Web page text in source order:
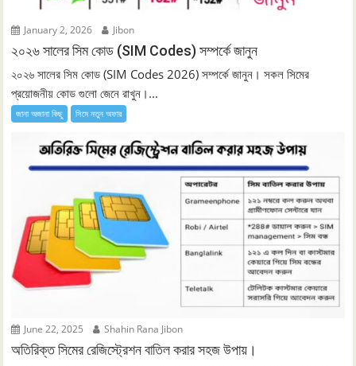
January 2, 2026 Jibon
২০২৬ সালের সিম কোড (SIM Codes) সম্পর্কে জানুন
২০২৬ সালের সিম কোড (SIM Codes 2026) সম্পর্কে জানুন। সকল সিমের
প্রয়োজনীয় কোড গুলো জেনে রাখুন।...
জানা অজানা কিছু সিমে নতুন ‍অফার
June 22, 2025 Shahin Rana Jibon
অতিরিক্ত সিমের রেজিস্ট্রেশন বাতিল করার সহজ উপায়।